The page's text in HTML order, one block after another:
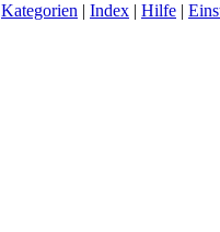
Kategorien | Index | Hilfe |